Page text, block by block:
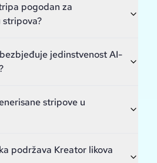
pogodan za
jedinstvenost AI-
stripove u
podržava Kreator likova